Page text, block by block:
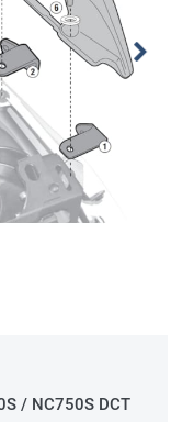
/ NC750S DCT